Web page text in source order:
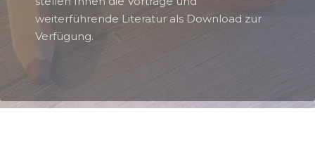
weiterführende Literatur als Download zur
Verfügung.